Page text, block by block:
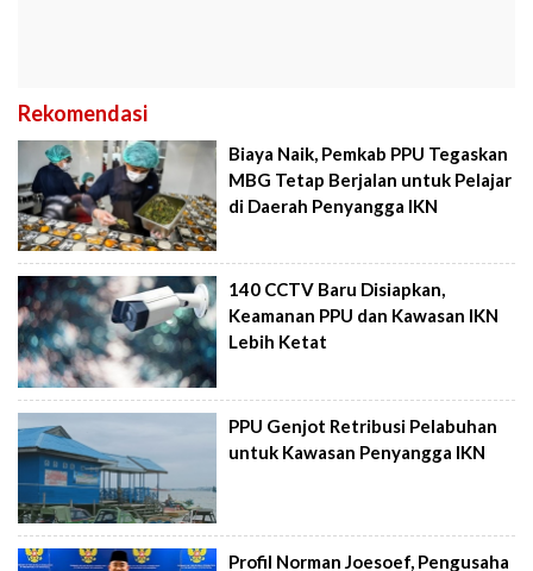
Rekomendasi
Biaya Naik, Pemkab PPU Tegaskan
MBG Tetap Berjalan untuk Pelajar
di Daerah Penyangga IKN
140 CCTV Baru Disiapkan,
Keamanan PPU dan Kawasan IKN
Lebih Ketat
PPU Genjot Retribusi Pelabuhan
untuk Kawasan Penyangga IKN
Profil Norman Joesoef, Pengusaha